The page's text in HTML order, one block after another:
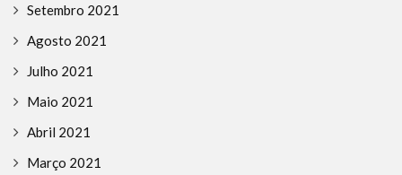
Setembro 2021
Agosto 2021
Julho 2021
Maio 2021
Abril 2021
Março 2021